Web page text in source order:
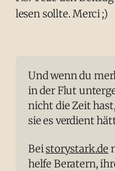
lesen sollte. Merci ;)
Und wenn du
in der Flut
nicht die Zeit
sie es verdient
Bei storystark.de
helfe Beratern,